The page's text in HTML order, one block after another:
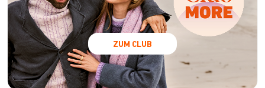
ZUM CLUB